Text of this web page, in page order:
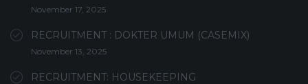
November 17, 2025
RECRUITMENT : DOKTER UMUM (CASEMIX)
November 13, 2025
RECRUITMENT: HOUSEKEEPING